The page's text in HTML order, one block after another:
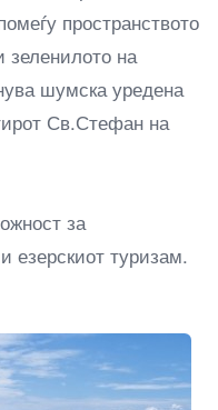
пространството
зеленилото на
шумска уредена
Св.Стефан на
за
езерскиот туризам.